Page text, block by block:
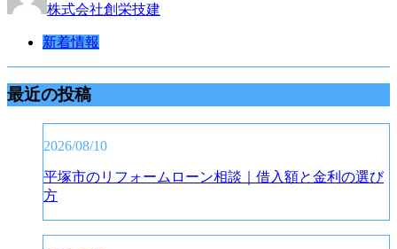
株式会社創栄技建
新着情報
最近の投稿
2026/08/10
平塚市のリフォームローン相談｜借入額と金利の選び
方